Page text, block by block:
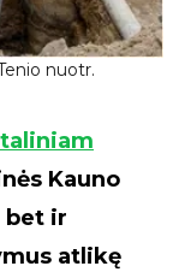
nuotr.
Kauno
bet ir
atlikę